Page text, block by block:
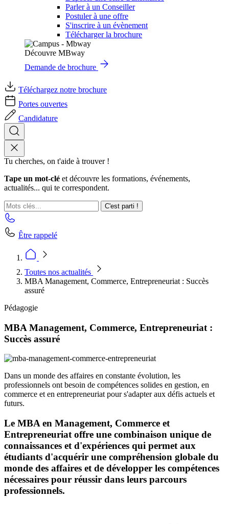
Parler à un Conseiller
Postuler à une offre
S'inscrire à un évènement
Télécharger la brochure
Découvre MBway
Demande de brochure
Téléchargez notre brochure
Portes ouvertes
Candidature
Tu cherches, on t'aide à trouver !
Tape un mot-clé et découvre les formations, événements,
actualités... qui te correspondent.
C'est parti !
Être rappelé
Toutes nos actualités
MBA Management, Commerce, Entrepreneuriat : Succès
assuré
Pédagogie
MBA Management, Commerce, Entrepreneuriat :
Succès assuré
Dans un monde des affaires en constante évolution, les
professionnels ont besoin de compétences solides en gestion, en
commerce et en entrepreneuriat pour s'adapter aux défis actuels et
futurs.
Le MBA en Management, Commerce et
Entrepreneuriat offre une combinaison unique de
connaissances et d'expériences qui permet aux
étudiants d'acquérir une compréhension globale du
monde des affaires et de développer les compétences
nécessaires pour réussir dans leurs parcours
professionnels.